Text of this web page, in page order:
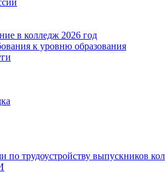
в колледж 2026 год
к уровню образования
по трудоустройству выпускников